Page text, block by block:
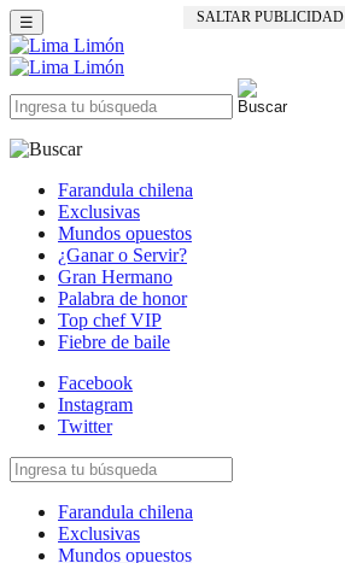
SALTAR PUBLICIDAD
☰
Farandula chilena
Exclusivas
Mundos opuestos
¿Ganar o Servir?
Gran Hermano
Palabra de honor
Top chef VIP
Fiebre de baile
Facebook
Instagram
Twitter
Farandula chilena
Exclusivas
Mundos opuestos